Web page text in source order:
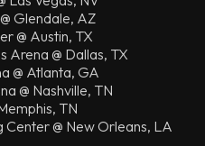
Glendale, AZ
@ Austin, TX
Arena @ Dallas, TX
@ Atlanta, GA
@ Nashville, TN
TN
Center @ New Orleans, LA